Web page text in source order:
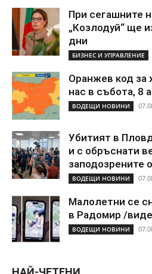
При сегашните
„Козлодуй“ ще
дни
БИЗНЕС И УПРАВЛЕНИЕ
Оранжев код за
нас в събота, 8
ВОДЕЩИ НОВИНИ
Убитият в
и с обръснати
заподозрените
ВОДЕЩИ НОВИНИ
Малолетни се
в Радомир /
ВОДЕЩИ НОВИНИ